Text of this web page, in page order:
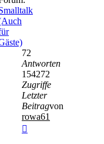
72
Antworten
154272
Zugriffe
Letzter
Beitragvon
rowa61